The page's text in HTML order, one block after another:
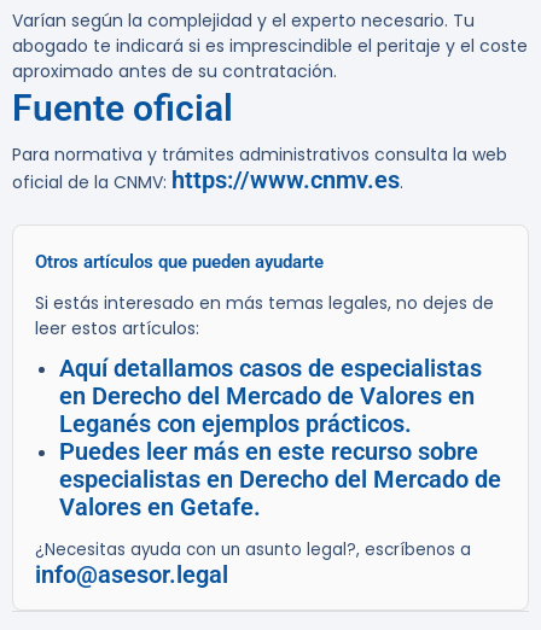
Varían según la complejidad y el experto necesario. Tu
abogado te indicará si es imprescindible el peritaje y el coste
aproximado antes de su contratación.
Fuente oficial
Para normativa y trámites administrativos consulta la web
oficial de la CNMV: https://www.cnmv.es.
Otros artículos que pueden ayudarte
Si estás interesado en más temas legales, no dejes de
leer estos artículos:
Aquí detallamos casos de especialistas
en Derecho del Mercado de Valores en
Leganés con ejemplos prácticos.
Puedes leer más en este recurso sobre
especialistas en Derecho del Mercado de
Valores en Getafe.
¿Necesitas ayuda con un asunto legal?, escríbenos a
info@asesor.legal